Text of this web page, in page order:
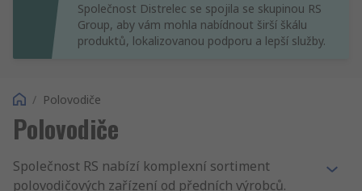
Společnost Distrelec se spojila se skupinou RS
Group, aby vám mohla nabídnout širší škálu
produktů, lokalizovanou podporu a lepší služby.
/ Polovodiče
Polovodiče
Společnost RS nabízí komplexní sortiment
polovodičových zařízení od předních výrobců.